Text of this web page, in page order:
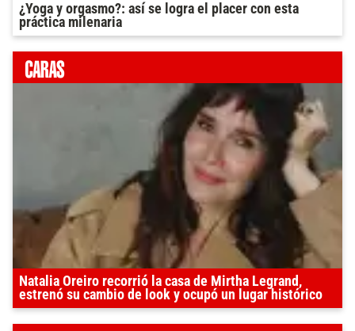
¿Yoga y orgasmo?: así se logra el placer con esta
práctica milenaria
Natalia Oreiro recorrió la casa de Mirtha Legrand,
estrenó su cambio de look y ocupó un lugar histórico